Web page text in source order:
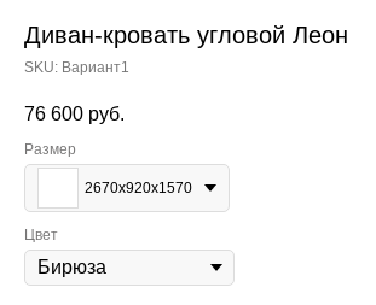
Диван-кровать угловой Леон
SKU: Вариант1
76 600 руб.
Размер
2670х920х1570
Цвет